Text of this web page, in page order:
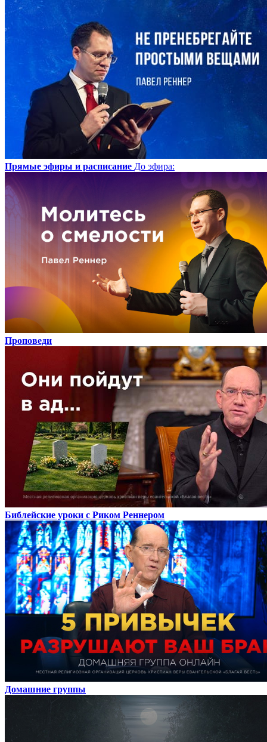
Прямые эфиры и расписание До эфира:
Проповеди
Библейские уроки с Риком Реннером
Домашние группы